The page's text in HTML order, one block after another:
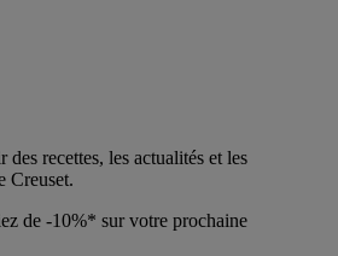
recettes, les actualités et les
Creuset.
de -10%* sur votre prochaine